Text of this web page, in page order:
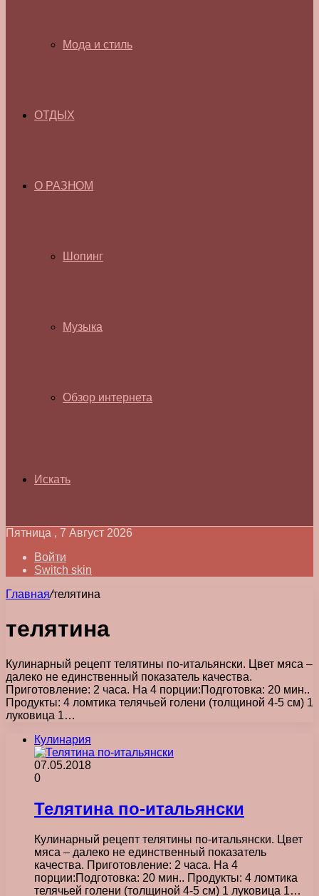
Мода и стиль
ОТДЫХ
О РАЗНОМ
Шопинг
Музыка
Обзор интернета
Искать
Пятница , 7 Август 2026
Войти
Switch skin
Главная/телятина
телятина
Кулинарный рецепт телятины по-итальянски. Цвет мяса –
далеко не единственный показатель качества.
Приготовление: 2 часа. На 4 порции:Подготовка: 20 мин..
Продукты: 4 ломтика телячьей голени (толщиной 4-5 см) 1
луковица 1…
Кулинария
07.05.2018
0
Телятина по-итальянски
Кулинарный рецепт телятины по-итальянски. Цвет
мяса – далеко не единственный показатель
качества. Приготовление: 2 часа. На 4
порции:Подготовка: 20 мин.. Продукты: 4 ломтика
телячьей голени (толщиной 4-5 см) 1 луковица 1…